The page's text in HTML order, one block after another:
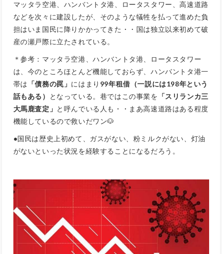
マッタラ空港、ハンバントタ港、ロータスタワー、高速道路
などを次々に建設したが、そのような犠牲を払って進めた負
担はいま国民に降りかかってきた・・国は独立以来初めて破
産の瀬戸際に立たされている。
＊参考：マッタラ空港、ハンバントタ港、ロータスタワー
は、今のところほとんど機能しておらず、ハンバントタ港一
帯は 「債務の罠」 にはまり 99年租借（一説には198年という
話もある）
となっている。巷ではこの事業を 「スリランカ三
大馬鹿査定」 と呼んでいる人も・・まあ高速道路はある程度
機能しているので救いだワン🐶
●国民は歴史上初めて、ガスがない、粉ミルクがない、灯油
がないといった状況を経験することになるだろう。